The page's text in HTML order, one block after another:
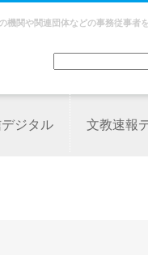
機関や関連団体などの事務従事者
ジタル 文教速報